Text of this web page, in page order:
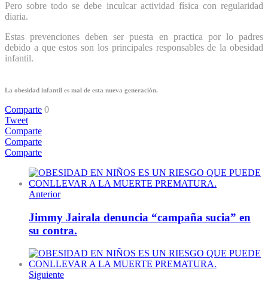
Pero sobre todo se debe inculcar actividad física con regularidad
diaria.
Estas prevenciones deben ser puesta en practica por lo padres
debido a que estos son los principales responsables de la obesidad
infantil.
La obesidad infantil es mal de esta nueva generación.
Comparte 0
Tweet
Comparte
Comparte
Comparte
Anterior
Jimmy Jairala denuncia “campaña sucia” en
su contra.
Siguiente